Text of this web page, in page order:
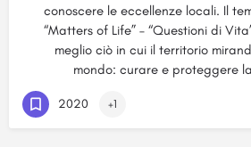
conoscere le eccellenze locali. Il
“Matters of Life” – “Questioni di
meglio ciò in cui il territorio
mondo: curare e proteggere
2020 +1